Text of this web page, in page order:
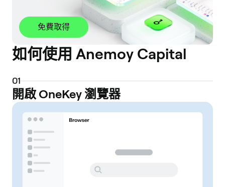
免費取得
如何使用 Anemoy Capital
01
開啟 OneKey 瀏覽器